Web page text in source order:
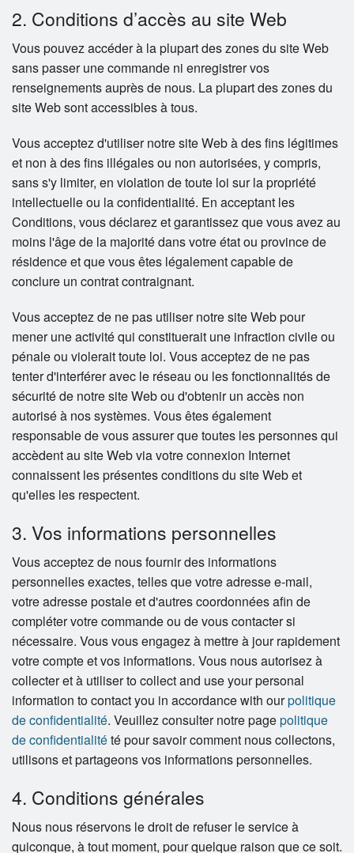
2. Conditions d’accès au site Web
Vous pouvez accéder à la plupart des zones du site Web
sans passer une commande ni enregistrer vos
renseignements auprès de nous. La plupart des zones du
site Web sont accessibles à tous.
Vous acceptez d'utiliser notre site Web à des fins légitimes
et non à des fins illégales ou non autorisées, y compris,
sans s'y limiter, en violation de toute loi sur la propriété
intellectuelle ou la confidentialité. En acceptant les
Conditions, vous déclarez et garantissez que vous avez au
moins l'âge de la majorité dans votre état ou province de
résidence et que vous êtes légalement capable de
conclure un contrat contraignant.
Vous acceptez de ne pas utiliser notre site Web pour
mener une activité qui constituerait une infraction civile ou
pénale ou violerait toute loi. Vous acceptez de ne pas
tenter d'interférer avec le réseau ou les fonctionnalités de
sécurité de notre site Web ou d'obtenir un accès non
autorisé à nos systèmes. Vous êtes également
responsable de vous assurer que toutes les personnes qui
accèdent au site Web via votre connexion Internet
connaissent les présentes conditions du site Web et
qu'elles les respectent.
3. Vos informations personnelles
Vous acceptez de nous fournir des informations
personnelles exactes, telles que votre adresse e-mail,
votre adresse postale et d'autres coordonnées afin de
compléter votre commande ou de vous contacter si
nécessaire. Vous vous engagez à mettre à jour rapidement
votre compte et vos informations. Vous nous autorisez à
collecter et à utiliser to collect and use your personal
information to contact you in accordance with ourpolitique
de confidentialité. Veuillez consulter notre pagepolitique
de confidentialitété pour savoir comment nous collectons,
utilisons et partageons vos informations personnelles.
4. Conditions générales
Nous nous réservons le droit de refuser le service à
quiconque, à tout moment, pour quelque raison que ce soit.